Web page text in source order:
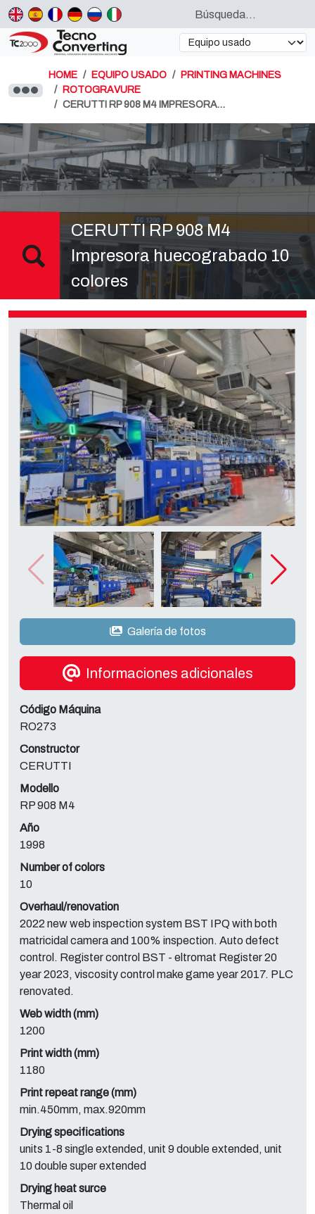
HOME EQUIPO USADO
PRINTING MACHINES
ROTOGRAVURE
CERUTTI RP 908 M4 IMPRESORA…
CERUTTI RP 908 M4
Impresora huecograbado 10
colores
Galería de fotos
Informaciones adicionales
Código Máquina
RO273
Constructor
CERUTTI
Modello
RP 908 M4
Año
1998
Number of colors
10
Overhaul/renovation
2022 new web inspection system BST IPQ with both
matricidal camera and 100% inspection. Auto defect
control. Register control BST - eltromat Register 20
year 2023, viscosity control make game year 2017. PLC
renovated.
Web width (mm)
1200
Print width (mm)
1180
Print repeat range (mm)
min.450mm, max.920mm
Drying specifications
units 1-8 single extended, unit 9 double extended, unit
10 double super extended
Drying heat surce
Thermal oil